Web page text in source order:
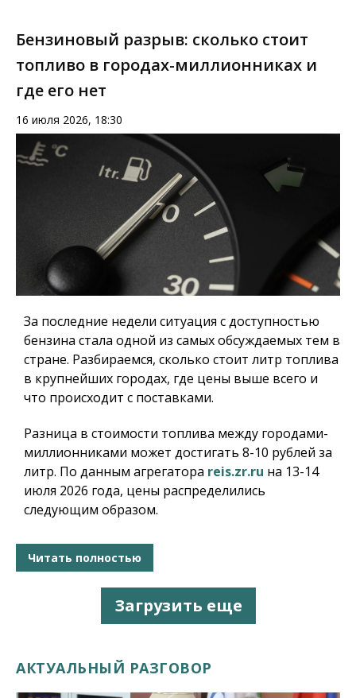
Бензиновый разрыв: сколько стоит
топливо в городах-миллионниках и
где его нет
16 июля 2026, 18:30
За последние недели ситуация с доступностью
бензина стала одной из самых обсуждаемых тем в
стране. Разбираемся, сколько стоит литр топлива
в крупнейших городах, где цены выше всего и
что происходит с поставками.
Разница в стоимости топлива между городами-
миллионниками может достигать 8-10 рублей за
литр. По данным агрегатора reis.zr.ru на 13-14
июля 2026 года, цены распределились
следующим образом.
Читать полностью
Загрузить еще
АКТУАЛЬНЫЙ РАЗГОВОР